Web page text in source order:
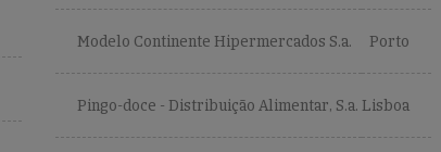
Modelo Continente Hipermercados S.a. Porto
Pingo-doce - Distribuição Alimentar, S.a. Lisboa